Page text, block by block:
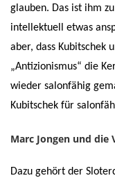
glauben. Das ist ihm
intellektuell etwas
aber, dass Kubitschek
„Antizionismus“ die
wieder salonfähig
Kubitschek für
Marc Jongen und die
Dazu gehört der